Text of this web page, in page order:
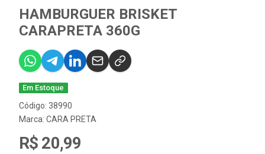
HAMBURGUER BRISKET
CARAPRETA 360G
Em Estoque
Código: 38990
Marca: CARA PRETA
R$ 20,99